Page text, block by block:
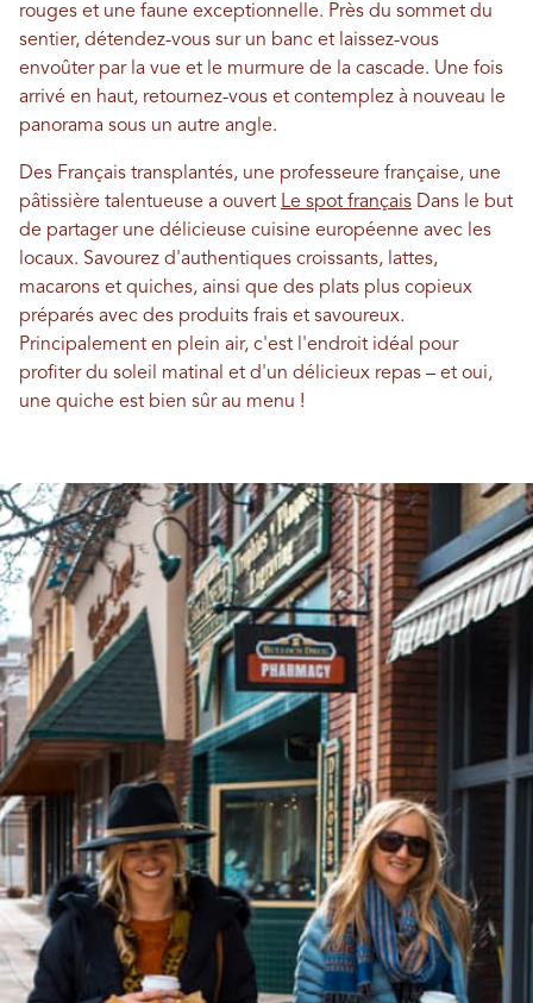
rouges et une faune exceptionnelle. Près du sommet du
sentier, détendez-vous sur un banc et laissez-vous
envoûter par la vue et le murmure de la cascade. Une fois
arrivé en haut, retournez-vous et contemplez à nouveau le
panorama sous un autre angle.
Des Français transplantés, une professeure française, une
pâtissière talentueuse a ouvert Le spot français Dans le but
de partager une délicieuse cuisine européenne avec les
locaux. Savourez d'authentiques croissants, lattes,
macarons et quiches, ainsi que des plats plus copieux
préparés avec des produits frais et savoureux.
Principalement en plein air, c'est l'endroit idéal pour
profiter du soleil matinal et d'un délicieux repas – et oui,
une quiche est bien sûr au menu !